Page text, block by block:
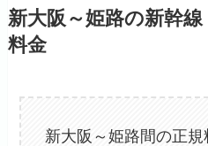
新大阪～姫路の新幹線
料金
新大阪～姫路間の正